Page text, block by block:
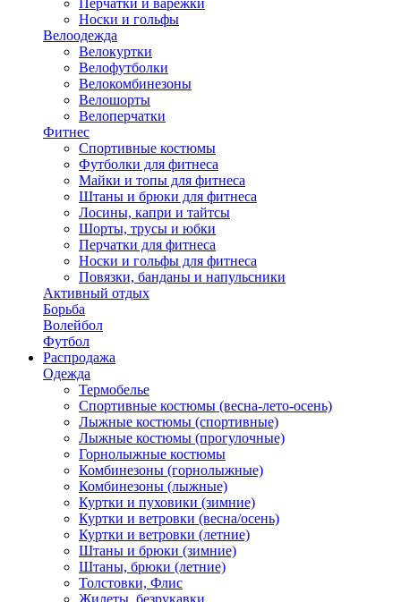
Перчатки и варежки
Носки и гольфы
Велоодежда
Велокуртки
Велофутболки
Велокомбинезоны
Велошорты
Велоперчатки
Фитнес
Спортивные костюмы
Футболки для фитнеса
Майки и топы для фитнеса
Штаны и брюки для фитнеса
Лосины, капри и тайтсы
Шорты, трусы и юбки
Перчатки для фитнеса
Носки и гольфы для фитнеса
Повязки, банданы и напульсники
Активный отдых
Борьба
Волейбол
Футбол
Распродажа
Одежда
Термобелье
Спортивные костюмы (весна-лето-осень)
Лыжные костюмы (спортивные)
Лыжные костюмы (прогулочные)
Горнолыжные костюмы
Комбинезоны (горнолыжные)
Комбинезоны (лыжные)
Куртки и пуховики (зимние)
Куртки и ветровки (весна/осень)
Куртки и ветровки (летние)
Штаны и брюки (зимние)
Штаны, брюки (летние)
Толстовки, Флис
Жилеты, безрукавки